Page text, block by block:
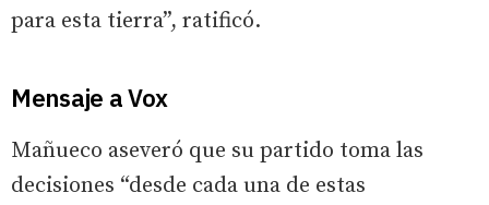
para esta tierra”, ratificó.
Mensaje a Vox
Mañueco aseveró que su partido toma las
decisiones “desde cada una de estas